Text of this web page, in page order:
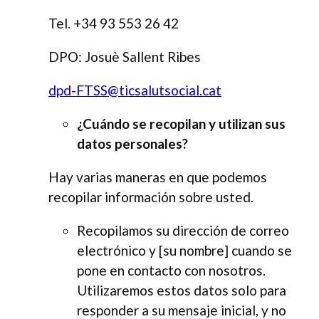
Tel. +34 93 553 26 42
DPO: Josuè Sallent Ribes
dpd-FTSS@ticsalutsocial.cat
¿Cuándo se recopilan y utilizan sus
datos personales?
Hay varias maneras en que podemos
recopilar información sobre usted.
Recopilamos su dirección de correo
electrónico y [su nombre] cuando se
pone en contacto con nosotros.
Utilizaremos estos datos solo para
responder a su mensaje inicial, y no